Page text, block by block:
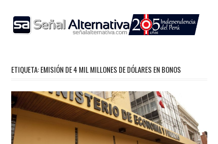
content
ETIQUETA:EMISIÓN DE 4 MIL MILLONES DE DÓLARES EN BONOS